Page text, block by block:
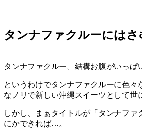
タンナファクルーには
タンナファクルー、結構お腹がいっぱ
というわけでタンナファクルーに色
なノリで新しい沖縄スイーツとして世
しかし、まぁタイトルが「タンナフ
にかできれば…。